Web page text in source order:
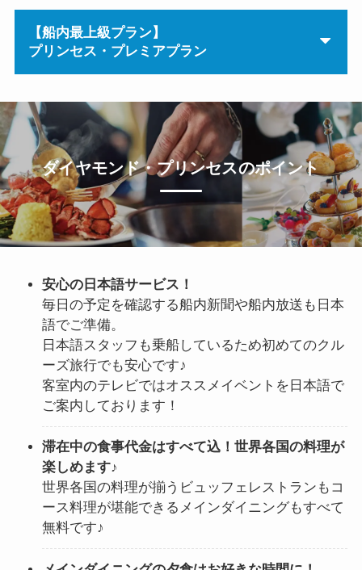
【船内最上級プラン】
プリンセス・プレミアプラン
ダイヤモンド・プリンセスのポイント
安心の日本語サービス！
毎日の予定を確認する船内新聞や船内放送も日本
語でご準備。
日本語スタッフも乗船しているため初めてのクル
ーズ旅行でも安心です♪
客室内のテレビではオススメイベントを日本語で
ご案内しております！
滞在中の食事代金はすべて込！世界各国の料理が
楽しめます♪
世界各国の料理が揃うビュッフェレストランもコ
ース料理が堪能できるメインダイニングもすべて
無料です♪